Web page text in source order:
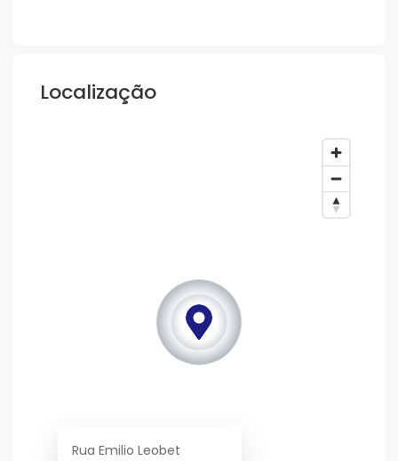
Localização
Rua Emilio Leobet